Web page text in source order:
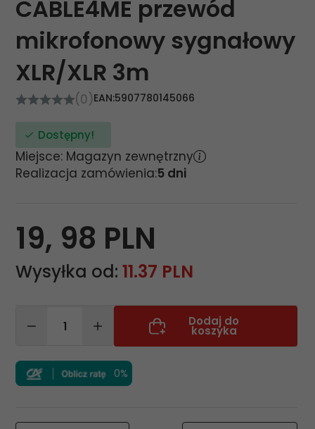
CABLE4ME przewód
mikrofonowy sygnałowy
XLR/XLR 3m
(0)EAN:5907780145066
Dostępny!
Miejsce: Magazyn zewnętrzny
Realizacja zamówienia:5 dni
19, 98 PLN
Wysyłka od: 11.37 PLN
Dodaj do
koszyka
0%